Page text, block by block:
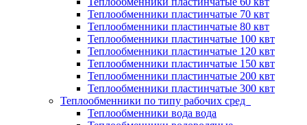
Теплообменники пластинчатые 70 квт
Теплообменники пластинчатые 80 квт
Теплообменники пластинчатые 100 квт
Теплообменники пластинчатые 120 квт
Теплообменники пластинчатые 150 квт
Теплообменники пластинчатые 200 квт
Теплообменники пластинчатые 300 квт
Теплообменники по типу рабочих сред
Теплообменники вода вода